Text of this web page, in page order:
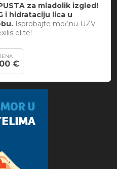
za mladolik izgled!
i hidrataciju lica u
Isprobajte moćnu UZV
elite!
€